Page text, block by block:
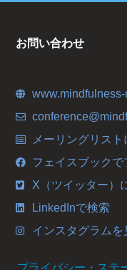
お問い合わせ
メーリングリスト
フェイスブックで
X（ツイッター）
LinkedInで検索
インスタグラムを
プライバシー・ステ